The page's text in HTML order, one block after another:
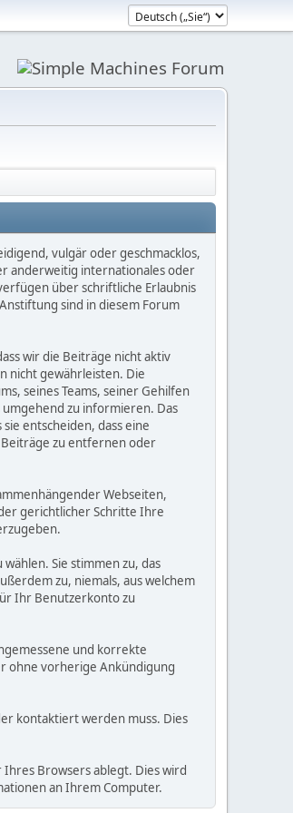
vulgär oder geschmacklos,
anderweitig internationales oder
über schriftliche Erlaubnis
sind in diesem Forum
wir die Beiträge nicht aktiv
nicht gewährleisten. Die
seines Teams, seiner Gehilfen
zu informieren. Das
entscheiden, dass eine
Beiträge zu entfernen oder
Webseiten,
gerichtlicher Schritte Ihre
Sie stimmen zu, das
zu, niemals, aus welchem
Ihr Benutzerkonto zu
und korrekte
ohne vorherige Ankündigung
kontaktiert werden muss. Dies
Browsers ablegt. Dies wird
an Ihrem Computer.